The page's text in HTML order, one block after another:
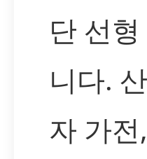
단 선
니다.
자 가